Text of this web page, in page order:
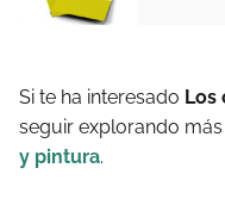
Si te ha interesado Los
seguir explorando
y pintura.